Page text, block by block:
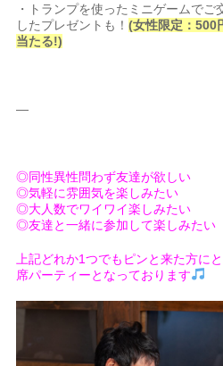
・トランプを使ったミニゲームで
したプレゼントも！(女性限定：500
当たる!)
—
◎同性異性問わず友達が欲しい
◎気軽に雰囲気を楽しみたい
◎大人数でワイワイ楽しみたい
◎友達と一緒に参加して楽しみたい
上記どれか1つでもピンと来た方に
席パーティーとなっております